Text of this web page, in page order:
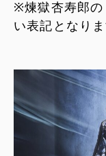
※煉獄杏寿郎の
い表記となりま